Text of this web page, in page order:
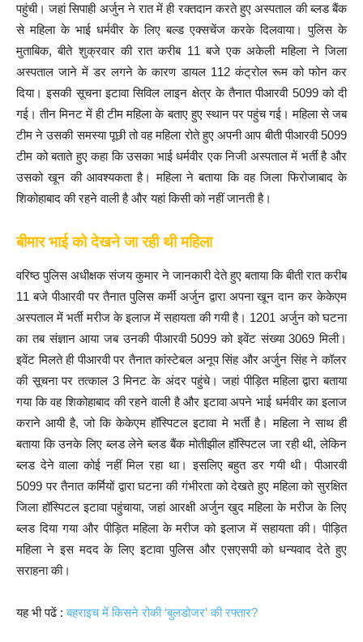
पहुंची। जहां सिपाही अर्जुन ने रात में ही रक्तदान करते हुए अस्पताल की ब्लड बैंक
से महिला के भाई धर्मवीर के लिए बल्ड एक्सचेंज करके दिलवाया। पुलिस के
मुताबिक, बीते शुक्रवार की रात करीब 11 बजे एक अकेली महिला ने जिला
अस्पताल जाने में डर लगने के कारण डायल 112 कंट्रोल रूम को फोन कर
दिया। इसकी सूचना इटावा सिविल लाइन क्षेत्र के तैनात पीआरवी 5099 को दी
गई। तीन मिनट में ही टीम महिला के बताए हुए स्थान पर पहुंच गई। महिला से जब
टीम ने उसकी समस्या पूछी तो वह महिला रोते हुए अपनी आप बीती पीआरवी 5099
टीम को बताते हुए कहा कि उसका भाई धर्मवीर एक निजी अस्पताल में भर्ती है और
उसको खून की आवश्यकता है। महिला ने बताया कि वह जिला फिरोजाबाद के
शिकोहाबाद की रहने वाली है और यहां किसी को नहीं जानती है।
बीमार भाई को देखने जा रही थी महिला
वरिष्ठ पुलिस अधीक्षक संजय कुमार ने जानकारी देते हुए बताया कि बीती रात करीब
11 बजे पीआरवी पर तैनात पुलिस कर्मी अर्जुन द्वारा अपना खून दान कर केकेएम
अस्पताल में भर्ती मरीज के इलाज में सहायता की गयी है। 1201 अर्जुन को घटना
का तब संज्ञान आया जब उनकी पीआरवी 5099 को इवेंट संख्या 3069 मिली।
इवेंट मिलते ही पीआरवी पर तैनात कांस्टेबल अनूप सिंह और अर्जुन सिंह ने कॉलर
की सूचना पर तत्काल 3 मिनट के अंदर पहुंचे। जहां पीड़ित महिला द्वारा बताया
गया कि वह शिकोहाबाद की रहने वाली है और इटावा अपने भाई धर्मवीर का इलाज
कराने आयी है, जो कि केकेएम हॉस्पिटल इटावा मे भर्ती है। महिला ने साथ ही
बताया कि उनके लिए ब्लड लेने ब्लड बैंक मोतीझील हॉस्पिटल जा रही थी, लेकिन
ब्लड देने वाला कोई नहीं मिल रहा था। इसलिए बहुत डर गयी थी। पीआरवी
5099 पर तैनात कर्मियों द्वारा घटना की गंभीरता को देखते हुए महिला को सुरक्षित
जिला हॉस्पिटल इटावा पहुंचाया, जहां आरक्षी अर्जुन खुद महिला के मरीज के लिए
ब्लड दिया गया और पीड़ित महिला के मरीज को इलाज में सहायता की। पीड़ित
महिला ने इस मदद के लिए इटावा पुलिस और एसएसपी को धन्यवाद देते हुए
सराहना की।
यह भी पढें :बहराइच में किसने रोकी ‘बुलडोजर’ की रफ्तार?